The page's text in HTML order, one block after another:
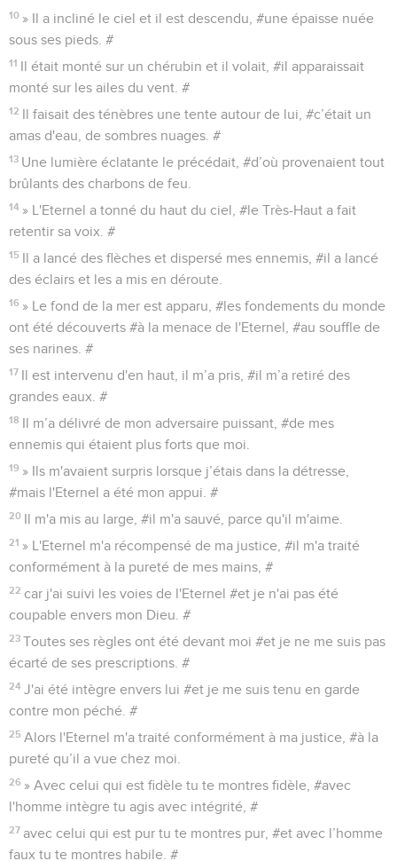
10 » Il a incliné le ciel et il est descendu, #une épaisse nuée
sous ses pieds. #
11 Il était monté sur un chérubin et il volait, #il apparaissait
monté sur les ailes du vent. #
12 Il faisait des ténèbres une tente autour de lui, #c’était un
amas d'eau, de sombres nuages. #
13 Une lumière éclatante le précédait, #d’où provenaient tout
brûlants des charbons de feu.
14 » L'Eternel a tonné du haut du ciel, #le Très-Haut a fait
retentir sa voix. #
15 Il a lancé des flèches et dispersé mes ennemis, #il a lancé
des éclairs et les a mis en déroute.
16 » Le fond de la mer est apparu, #les fondements du monde
ont été découverts #à la menace de l'Eternel, #au souffle de
ses narines. #
17 Il est intervenu d'en haut, il m’a pris, #il m’a retiré des
grandes eaux. #
18 Il m’a délivré de mon adversaire puissant, #de mes
ennemis qui étaient plus forts que moi.
19 » Ils m'avaient surpris lorsque j’étais dans la détresse,
#mais l'Eternel a été mon appui. #
20 Il m'a mis au large, #il m'a sauvé, parce qu'il m'aime.
21 » L'Eternel m'a récompensé de ma justice, #il m'a traité
conformément à la pureté de mes mains, #
22 car j'ai suivi les voies de l'Eternel #et je n'ai pas été
coupable envers mon Dieu. #
23 Toutes ses règles ont été devant moi #et je ne me suis pas
écarté de ses prescriptions. #
24 J'ai été intègre envers lui #et je me suis tenu en garde
contre mon péché. #
25 Alors l'Eternel m'a traité conformément à ma justice, #à la
pureté qu’il a vue chez moi.
26 » Avec celui qui est fidèle tu te montres fidèle, #avec
l'homme intègre tu agis avec intégrité, #
27 avec celui qui est pur tu te montres pur, #et avec l’homme
faux tu te montres habile. #